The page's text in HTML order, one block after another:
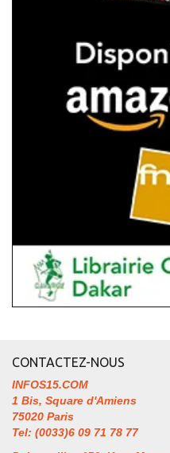
CONTACTEZ-NOUS
INFOS15.COM
1 Bis, Square d'Amiens
75020 Paris
Tel: (0033)6 09 71 78 77